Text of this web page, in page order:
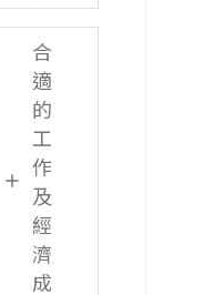
合
適
的
工
作
及
經
濟
成